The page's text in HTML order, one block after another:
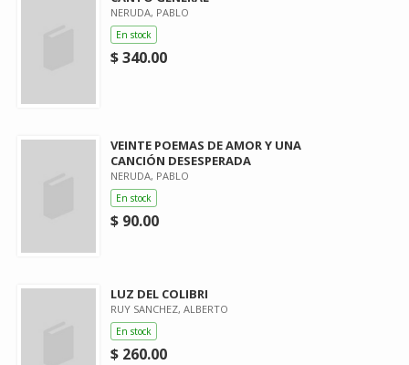
NERUDA, PABLO
En stock
$ 340.00
VEINTE POEMAS DE AMOR Y UNA
CANCIÓN DESESPERADA
NERUDA, PABLO
En stock
$ 90.00
LUZ DEL COLIBRI
RUY SANCHEZ, ALBERTO
En stock
$ 260.00